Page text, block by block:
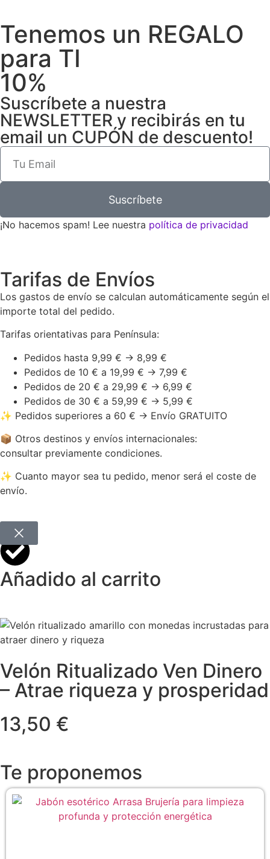
Tenemos un REGALO
para TI
10%
Suscríbete a nuestra
NEWSLETTER y recibirás en tu
email un CUPÓN de descuento!
Suscríbete
¡No hacemos spam! Lee nuestra política de privacidad
Tarifas de Envíos
Los gastos de envío se calculan automáticamente según el
importe total del pedido.
Tarifas orientativas para Península:
Pedidos hasta 9,99 € → 8,99 €
Pedidos de 10 € a 19,99 € → 7,99 €
Pedidos de 20 € a 29,99 € → 6,99 €
Pedidos de 30 € a 59,99 € → 5,99 €
✨ Pedidos superiores a 60 € → Envío GRATUITO
📦 Otros destinos y envíos internacionales:
consultar previamente condiciones.
✨ Cuanto mayor sea tu pedido, menor será el coste de
envío.
Añadido al carrito
Velón Ritualizado Ven Dinero
– Atrae riqueza y prosperidad
13,50 €
Te proponemos